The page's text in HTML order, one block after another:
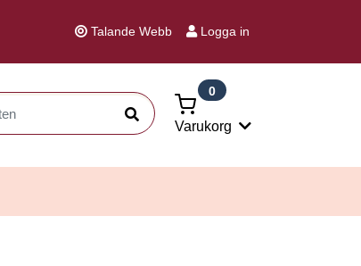
Talande Webb Logga in
Sök
Varukorg
0